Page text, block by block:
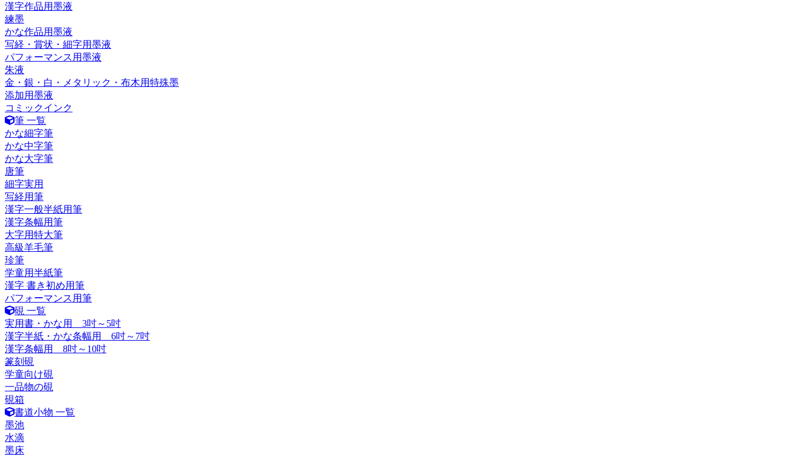
漢字作品用墨液
練墨
かな作品用墨液
写経・賞状・細字用墨液
パフォーマンス用墨液
朱液
金・銀・白・メタリック・布木用特殊墨
添加用墨液
コミックインク
筆 一覧
かな細字筆
かな中字筆
かな大字筆
唐筆
細字実用
写経用筆
漢字一般半紙用筆
漢字条幅用筆
大字用特大筆
高級羊毛筆
珍筆
学童用半紙筆
漢字 書き初め用筆
パフォーマンス用筆
硯 一覧
実用書・かな用 3吋～5吋
漢字半紙・かな条幅用 6吋～7吋
漢字条幅用 8吋～10吋
篆刻硯
学童向け硯
一品物の硯
硯箱
書道小物 一覧
墨池
水滴
墨床